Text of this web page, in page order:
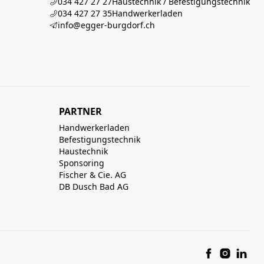
034 427 27 35Handwerkerladen
info@egger-burgdorf.ch
PARTNER
Handwerkerladen
Befestigungstechnik
Haustechnik
Sponsoring
Fischer & Cie. AG
DB Dusch Bad AG